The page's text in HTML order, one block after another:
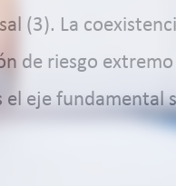
(3). La
de riesgo
eje fundamental